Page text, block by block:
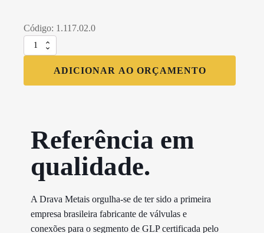
Código: 1.117.02.0
Parafuso
Quadrado
ADICIONAR AO ORÇAMENTO
Referência em
qualidade.​
A Drava Metais orgulha-se de ter sido a primeira
empresa brasileira fabricante de válvulas e
conexões para o segmento de GLP certificada pelo